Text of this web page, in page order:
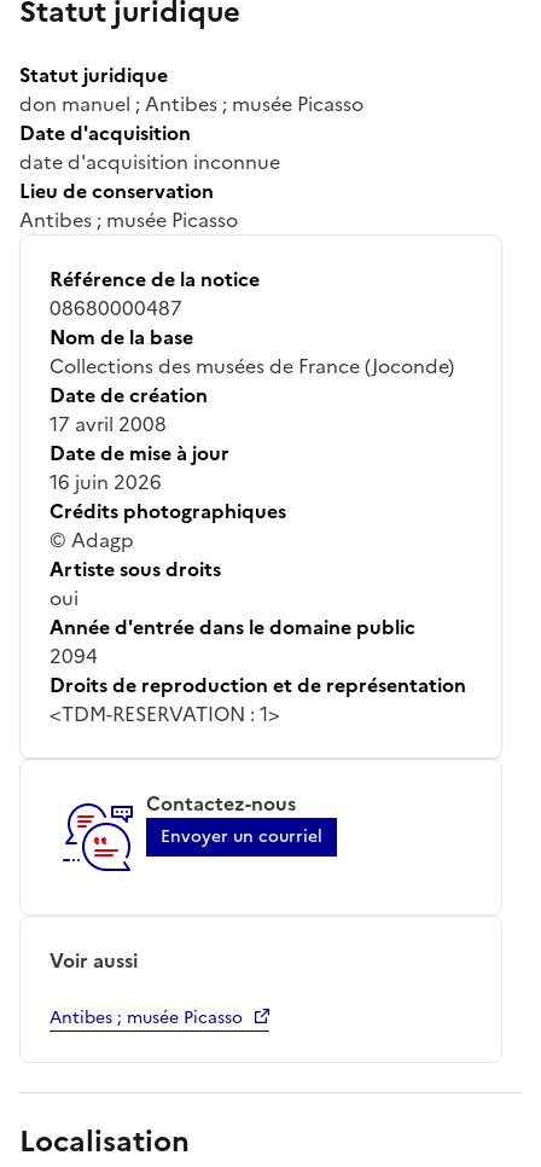
Statut juridique
Statut juridique
don manuel ; Antibes ; musée Picasso
Date d'acquisition
date d'acquisition inconnue
Lieu de conservation
Antibes ; musée Picasso
Référence de la notice
08680000487
Nom de la base
Collections des musées de France (Joconde)
Date de création
17 avril 2008
Date de mise à jour
16 juin 2026
Crédits photographiques
© Adagp
Artiste sous droits
oui
Année d'entrée dans le domaine public
2094
Droits de reproduction et de représentation
<TDM-RESERVATION : 1>
Contactez-nous
Envoyer un courriel
Voir aussi
Antibes ; musée Picasso
Localisation